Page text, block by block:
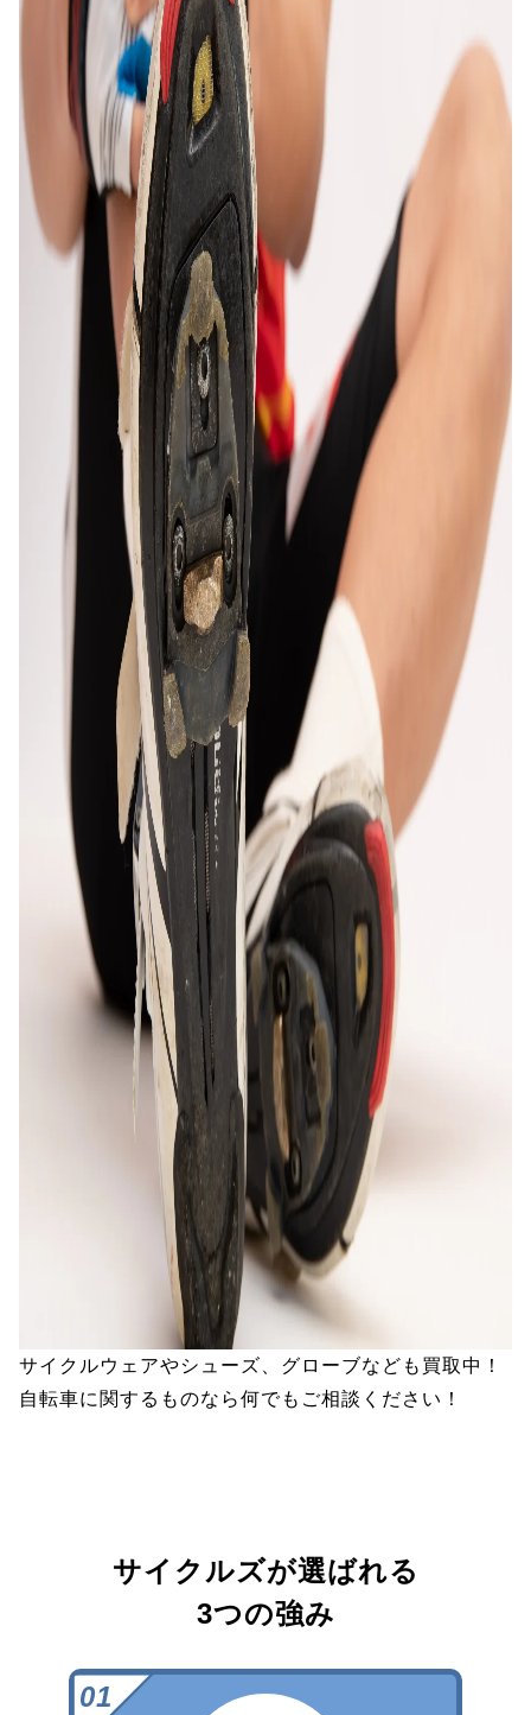
サイクルウェアやシューズ、グローブなども買取中！
自転車に関するものなら何でもご相談ください！
サイクルズが選ばれる
3つの強み